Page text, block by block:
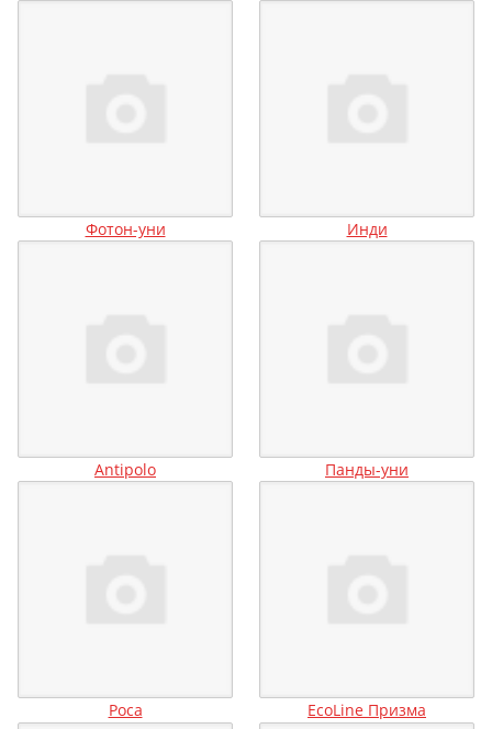
Фотон-уни Инди
Antipolo Панды-уни
Роса EcoLine Призма